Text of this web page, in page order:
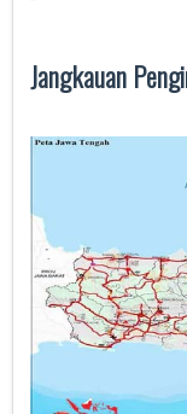
Jangkauan